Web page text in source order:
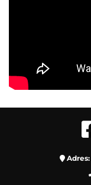
Adres: